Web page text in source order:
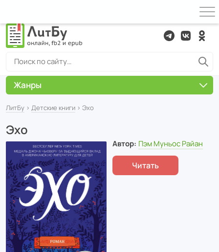
ЛитБу › Детские книги › Эхо
Эхо
Автор: Пэм Муньос Райан
Читать
Жанры